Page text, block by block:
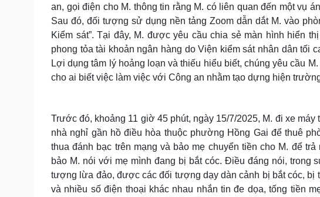
an, gọi điện cho M. thông tin rằng M. có liên quan đến một vụ
Sau đó, đối tượng sử dụng nền tảng Zoom dẫn dắt M. vào
Kiểm sát”. Tại đây, M. được yêu cầu chia sẻ màn hình hiển
phong tỏa tài khoản ngân hàng do Viện kiểm sát nhân dân tối
Lợi dụng tâm lý hoảng loạn và thiếu hiểu biết, chúng yêu cầu
cho ai biết việc làm việc với Công an nhằm tạo dựng hiện
Trước đó, khoảng 11 giờ 45 phút, ngày 15/7/2025, M. đi xe
nhà nghỉ gần hồ điều hòa thuộc phường Hồng Gai để thuê
thua đánh bạc trên mạng và bảo mẹ chuyển tiền cho M. để
bảo M. nói với mẹ mình đang bị bắt cóc. Điều đáng nói, trong
tượng lừa đảo, được các đối tượng dạy dàn cảnh bị bắt cóc,
và nhiều số điện thoại khác nhau nhắn tin đe dọa, tống tiền